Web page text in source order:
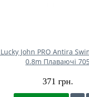
John PRO Antira
0.8m Плаваючі
371 грн.